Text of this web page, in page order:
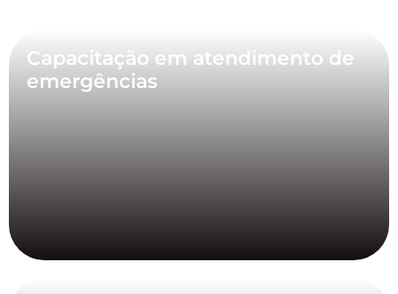
Capacitação em atendimento de
emergências